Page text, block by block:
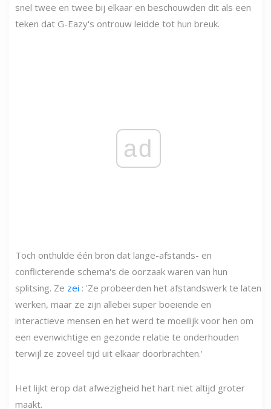
snel twee en twee bij elkaar en beschouwden dit als een
teken dat G-Eazy's ontrouw leidde tot hun breuk.
ad
Toch onthulde één bron dat lange-afstands- en
conflicterende schema's de oorzaak waren van hun
splitsing. Ze zei : 'Ze probeerden het afstandswerk te laten
werken, maar ze zijn allebei super boeiende en
interactieve mensen en het werd te moeilijk voor hen om
een ​​evenwichtige en gezonde relatie te onderhouden
terwijl ze zoveel tijd uit elkaar doorbrachten.'
Het lijkt erop dat afwezigheid het hart niet altijd groter
maakt.